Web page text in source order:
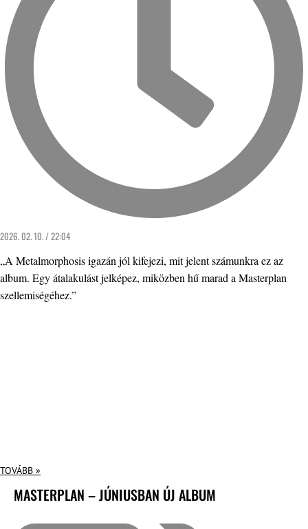
2026. 02. 10. / 22:04
„A Metalmorphosis igazán jól kifejezi, mit jelent számunkra ez az
album. Egy átalakulást jelképez, miközben hű marad a Masterplan
szellemiségéhez.”
TOVÁBB »
MASTERPLAN – JÚNIUSBAN ÚJ ALBUM